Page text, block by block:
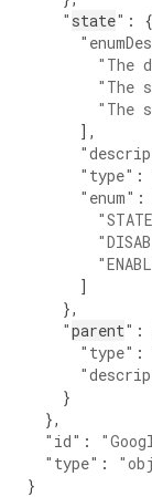
" state" :
{
"The
"The
"The
],
"type" :
"enum" :
]
},
"parent" :
"type" :
}
},
"id" :
"type" :
}